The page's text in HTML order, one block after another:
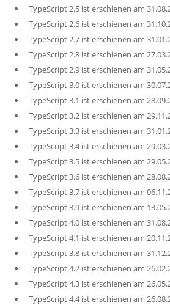
TypeScript 2.5 ist erschienen am
TypeScript 2.6 ist erschienen am
TypeScript 2.7 ist erschienen am
TypeScript 2.8 ist erschienen am
TypeScript 2.9 ist erschienen am
TypeScript 3.0 ist erschienen am
TypeScript 3.1 ist erschienen am
TypeScript 3.2 ist erschienen am
TypeScript 3.3 ist erschienen am
TypeScript 3.4 ist erschienen am
TypeScript 3.5 ist erschienen am
TypeScript 3.6 ist erschienen am
TypeScript 3.7 ist erschienen am
TypeScript 3.9 ist erschienen am
TypeScript 4.0 ist erschienen am
TypeScript 4.1 ist erschienen am
TypeScript 3.8 ist erschienen am
TypeScript 4.2 ist erschienen am
TypeScript 4.3 ist erschienen am
TypeScript 4.4 ist erschienen am